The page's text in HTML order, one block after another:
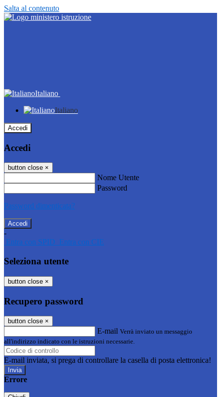
Salta al contenuto
Italiano
Italiano
Accedi
Accedi
button close ×
Nome Utente
Password
Password dimenticata?
-
Entra con SPID Entra con CIE
Seleziona utente
button close ×
Recupero password
button close ×
E-mail Verrà inviato un messaggio
all'indirizzo indicato con le istruzioni necessarie.
E-mail inviata, si prega di controllare la casella di posta elettronica!
Errore